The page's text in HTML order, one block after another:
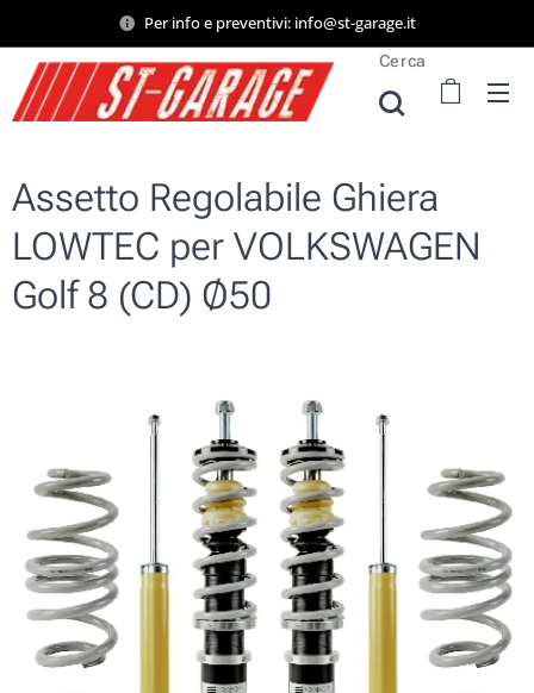
Per info e preventivi: info@st-garage.it
Cerca
Assetto Regolabile Ghiera
LOWTEC per VOLKSWAGEN
Golf 8 (CD) Ø50